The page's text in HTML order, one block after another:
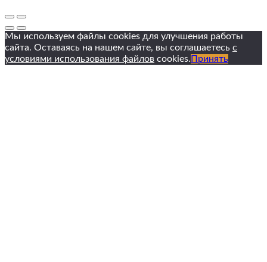
Мы используем файлы cookies для улучшения работы
сайта. Оставаясь на нашем сайте, вы соглашаетесь с
условиями использования файлов cookies. Принять